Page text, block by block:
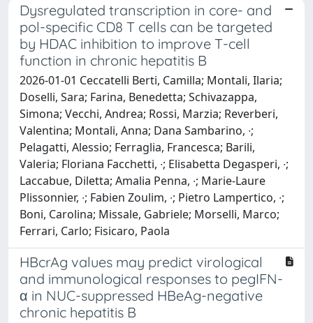
Dysregulated transcription in core- and
pol-specific CD8 T cells can be targeted
by HDAC inhibition to improve T-cell
function in chronic hepatitis B
2026-01-01 Ceccatelli Berti, Camilla; Montali, Ilaria;
Doselli, Sara; Farina, Benedetta; Schivazappa,
Simona; Vecchi, Andrea; Rossi, Marzia; Reverberi,
Valentina; Montali, Anna; Dana Sambarino, ∙;
Pelagatti, Alessio; Ferraglia, Francesca; Barili,
Valeria; Floriana Facchetti, ∙; Elisabetta Degasperi, ∙;
Laccabue, Diletta; Amalia Penna, ∙; Marie-Laure
Plissonnier, ∙; Fabien Zoulim, ∙; Pietro Lampertico, ∙;
Boni, Carolina; Missale, Gabriele; Morselli, Marco;
Ferrari, Carlo; Fisicaro, Paola
HBcrAg values may predict virological
and immunological responses to pegIFN-
α in NUC-suppressed HBeAg-negative
chronic hepatitis B